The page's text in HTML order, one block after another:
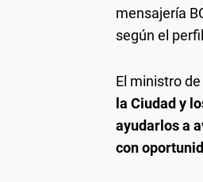
mensajería
según el
El ministro
la Ciudad y
ayudarlos a
con